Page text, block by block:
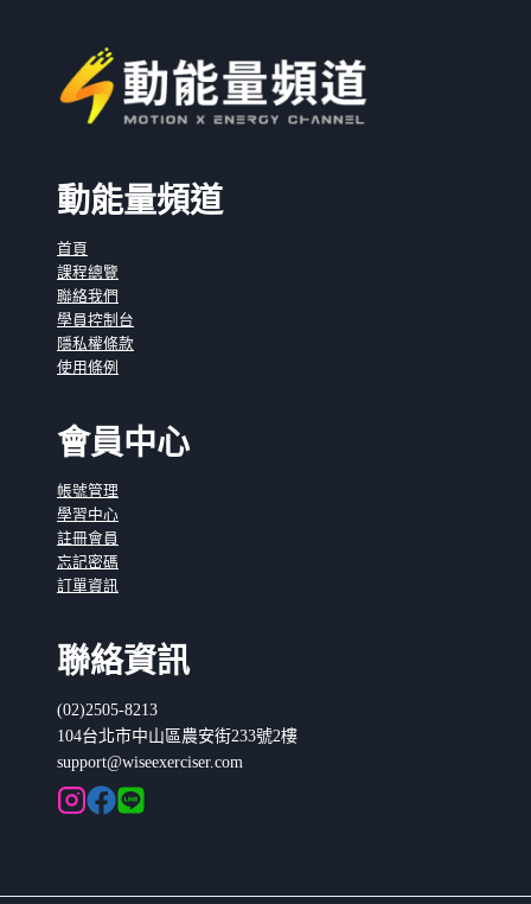
動能量頻道
首頁
課程總覽
聯絡我們
學員控制台
隱私權條款
使用條例
會員中心
帳號管理
學習中心
註冊會員
忘記密碼
訂單資訊
聯絡資訊
(02)2505-8213
104台北市中山區農安街233號2樓
support@wiseexerciser.com